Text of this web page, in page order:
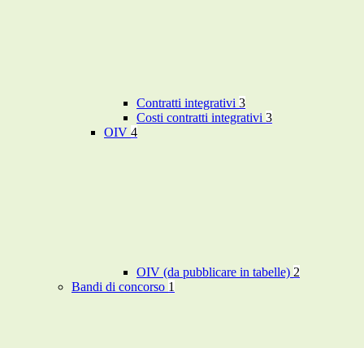
Contratti integrativi 3
Costi contratti integrativi 3
OIV 4
OIV (da pubblicare in tabelle) 2
Bandi di concorso 1